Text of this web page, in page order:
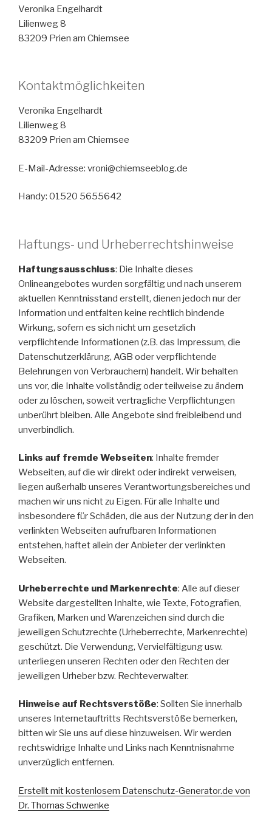
Veronika Engelhardt
Lilienweg 8
83209 Prien am Chiemsee
Kontaktmöglichkeiten
Veronika Engelhardt
Lilienweg 8
83209 Prien am Chiemsee
E-Mail-Adresse: vroni@chiemseeblog.de
Handy: 01520 5655642
Haftungs- und Urheberrechtshinweise
Haftungsausschluss: Die Inhalte dieses
Onlineangebotes wurden sorgfältig und nach unserem
aktuellen Kenntnisstand erstellt, dienen jedoch nur der
Information und entfalten keine rechtlich bindende
Wirkung, sofern es sich nicht um gesetzlich
verpflichtende Informationen (z.B. das Impressum, die
Datenschutzerklärung, AGB oder verpflichtende
Belehrungen von Verbrauchern) handelt. Wir behalten
uns vor, die Inhalte vollständig oder teilweise zu ändern
oder zu löschen, soweit vertragliche Verpflichtungen
unberührt bleiben. Alle Angebote sind freibleibend und
unverbindlich.
Links auf fremde Webseiten: Inhalte fremder
Webseiten, auf die wir direkt oder indirekt verweisen,
liegen außerhalb unseres Verantwortungsbereiches und
machen wir uns nicht zu Eigen. Für alle Inhalte und
insbesondere für Schäden, die aus der Nutzung der in den
verlinkten Webseiten aufrufbaren Informationen
entstehen, haftet allein der Anbieter der verlinkten
Webseiten.
Urheberrechte und Markenrechte: Alle auf dieser
Website dargestellten Inhalte, wie Texte, Fotografien,
Grafiken, Marken und Warenzeichen sind durch die
jeweiligen Schutzrechte (Urheberrechte, Markenrechte)
geschützt. Die Verwendung, Vervielfältigung usw.
unterliegen unseren Rechten oder den Rechten der
jeweiligen Urheber bzw. Rechteverwalter.
Hinweise auf Rechtsverstöße: Sollten Sie innerhalb
unseres Internetauftritts Rechtsverstöße bemerken,
bitten wir Sie uns auf diese hinzuweisen. Wir werden
rechtswidrige Inhalte und Links nach Kenntnisnahme
unverzüglich entfernen.
Erstellt mit kostenlosem Datenschutz-Generator.de von
Dr. Thomas Schwenke